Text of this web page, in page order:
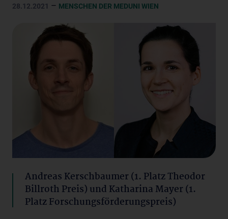
28.12.2021 – MENSCHEN DER MEDUNI WIEN
Andreas Kerschbaumer (1. Platz Theodor
Billroth Preis) und Katharina Mayer (1.
Platz Forschungsförderungspreis)